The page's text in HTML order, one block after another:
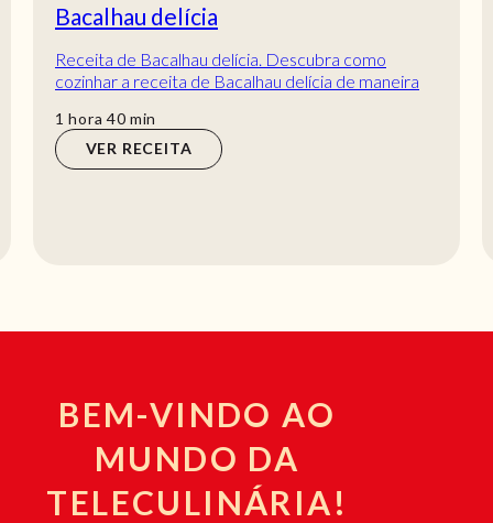
Bacalhau frito recheado com
Receita de Bacalhau frito recheado com presunto.
Descubra como cozinhar a receita de Bacalhau
frito recheado com presunto de maneira prática...
2 horas
horas 20min
min
BEM-VINDO AO
MUNDO DA
TELECULINÁRIA!